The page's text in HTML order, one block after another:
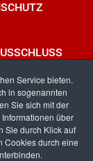
Service bieten.
in sogenannten
Sie sich mit der
über
Sie durch Klick auf
Cookies durch eine